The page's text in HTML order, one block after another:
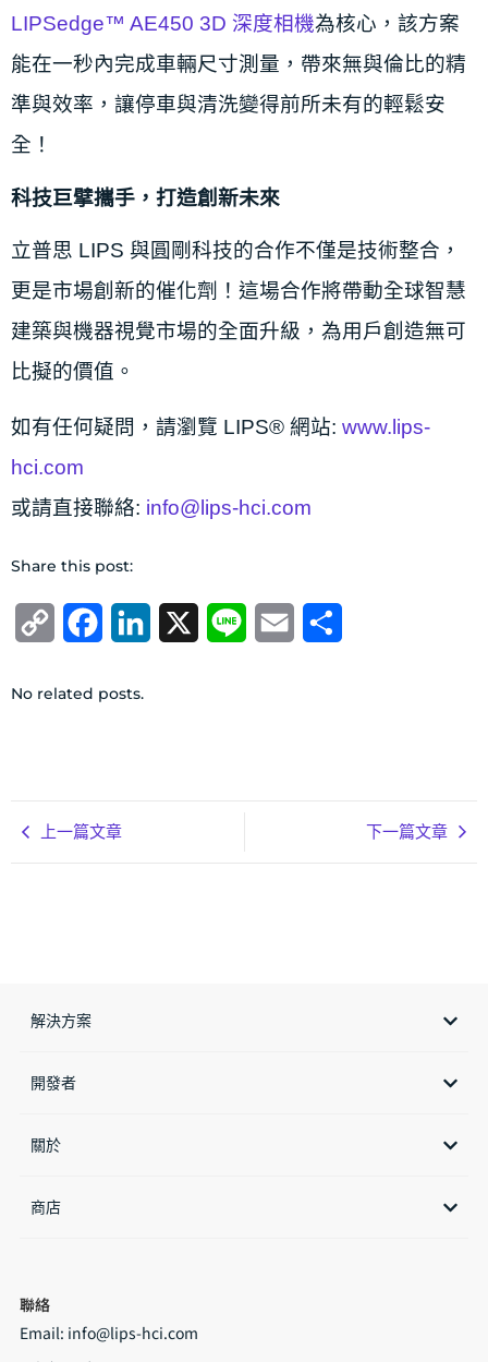
LIPSedge™ AE450 3D 深度相機為核心，該方案
能在一秒內完成車輛尺寸測量，帶來無與倫比的精
準與效率，讓停車與清洗變得前所未有的輕鬆安
全！
科技巨擘攜手，打造創新未來
立普思 LIPS 與圓剛科技的合作不僅是技術整合，
更是市場創新的催化劑！這場合作將帶動全球智慧
建築與機器視覺市場的全面升級，為用戶創造無可
比擬的價值。
如有任何疑問，請瀏覽 LIPS® 網站: www.lips-
hci.com
或請直接聯絡: info@lips-hci.com
Share this post:
Copy
FacebookLinkedIn Line Email
No related posts.
上一篇文章 下一篇文章
解決方案
開發者
關於
商店​
聯絡
Email: info@lips-hci.com